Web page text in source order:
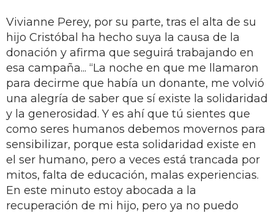
Vivianne Perey, por su parte, tras el alta de su
hijo Cristóbal ha hecho suya la causa de la
donación y afirma que seguirá trabajando en
esa campaña... “La noche en que me llamaron
para decirme que había un donante, me volvió
una alegría de saber que sí existe la solidaridad
y la generosidad. Y es ahí que tú sientes que
como seres humanos debemos movernos para
sensibilizar, porque esta solidaridad existe en
el ser humano, pero a veces está trancada por
mitos, falta de educación, malas experiencias.
En este minuto estoy abocada a la
recuperación de mi hijo, pero ya no puedo